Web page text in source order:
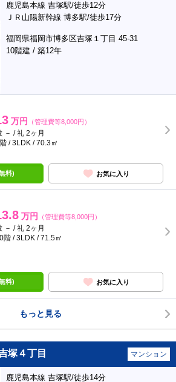
鹿児島本線 吉塚駅/徒歩12分
ＪＲ山陽新幹線 博多駅/徒歩17分
福岡県福岡市博多区吉塚１丁目 45-31
10階建 / 築12年
万円 （管理費等8,000円）
－ / 礼 2ヶ月
/ 3LDK / 70.3㎡
料) お気に入り
万円 （管理費等8,000円）
－ / 礼 2ヶ月
階 / 3LDK / 71.5㎡
料) お気に入り
もっと見る
塚４丁目 マンション
鹿児島本線 吉塚駅/徒歩14分